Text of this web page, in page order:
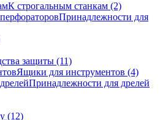
К строгальным станкам (2)
Принадлежности для
защиты (11)
Ящики для инструментов (4)
Принадлежности для дрелей
(12)